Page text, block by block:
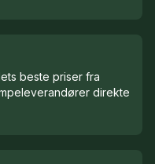
beste priser fra
direkte